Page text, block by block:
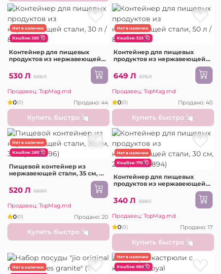
Нет в наличии
КэшБэк: 265
Контейнер для пищевых
продуктов из нержавеющей
530 Л 598Л
Продавец: TopMag.md
0(0) Продано: 44
Купить быстро
Нет в наличии
КэшБэк: 325
Контейнер для пищевых
продуктов из нержавеющей
649 Л 675Л
Продавец: TopMag.md
0(0) Продано: 40
Купить быстро
Нет в наличии
КэшБэк: 260
Пищевой контейнер из
нержавеющей стали, 35 см, 33
520 Л 589Л
Продавец: TopMag.md
0(0) Продано: 20
Купить быстро
Нет в наличии
КэшБэк: 170
Контейнер для пищевых
продуктов из нержавеющей
стали, 30 см, 20л (D2410-894)
340 Л 399Л
Продавец: TopMag.md
0(0) Продано: 17
Купить быстро
Нет в наличии
Нет в наличии
КэшБэк: 650